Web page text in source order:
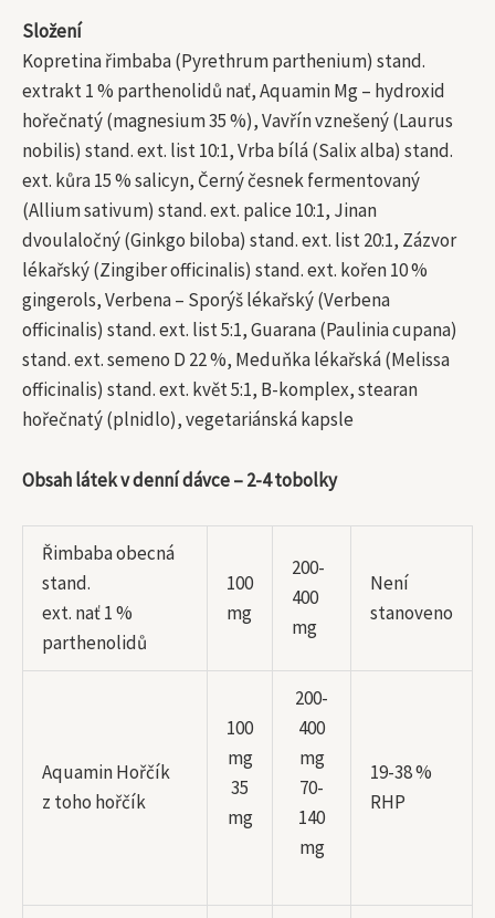
Složení
Kopretina řimbaba (Pyrethrum parthenium) stand.
extrakt 1 % parthenolidů nať, Aquamin Mg – hydroxid
hořečnatý (magnesium 35 %), Vavřín vznešený (Laurus
nobilis) stand. ext. list 10:1, Vrba bílá (Salix alba) stand.
ext. kůra 15 % salicyn, Černý česnek fermentovaný
(Allium sativum) stand. ext. palice 10:1, Jinan
dvoulaločný (Ginkgo biloba) stand. ext. list 20:1, Zázvor
lékařský (Zingiber officinalis) stand. ext. kořen 10 %
gingerols, Verbena – Sporýš lékařský (Verbena
officinalis) stand. ext. list 5:1, Guarana (Paulinia cupana)
stand. ext. semeno D 22 %, Meduňka lékařská (Melissa
officinalis) stand. ext. květ 5:1, B-komplex, stearan
hořečnatý (plnidlo), vegetariánská kapsle
Obsah látek v denní dávce – 2-4 tobolky
Řimbaba obecná
stand.
ext. nať 1 %
parthenolidů
100
mg
200-
400
mg
Není
stanoveno
Aquamin Hořčík
z toho hořčík
100
mg
35
mg
200-
400
mg
70-
140
mg
19-38 %
RHP